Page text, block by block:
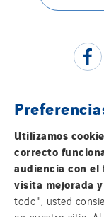
Utilizamos
correcto
audiencia con el
visita mejorada
todo", usted